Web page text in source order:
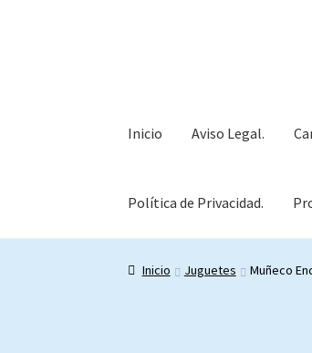
Inicio Aviso Legal.
Política de Privacidad.
Inicio Aviso Legal. Carrito
Inicio Juguetes Muñeco